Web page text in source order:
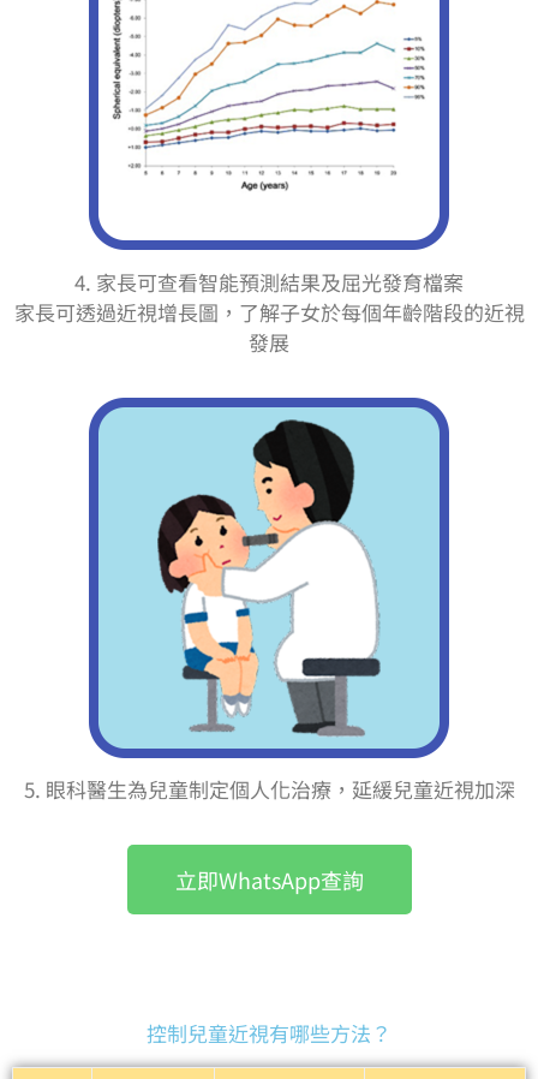
4. 家長可查看智能預測結果及屈光發育檔案
家長可透過近視增長圖，了解子女於每個年齡階段的近視
發展
5. 眼科醫生為兒童制定個人化治療，延緩兒童近視加深
立即WhatsApp查詢
控制兒童近視有哪些方法？